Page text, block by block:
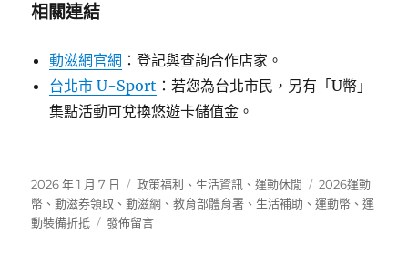
相關連結
動滋網官網 ：登記與查詢合作店家。
台北市 U-Sport ：若您為台北市民，另有「U幣」
集點活動可兌換悠遊卡儲值金。
發
佈
日
2026 年 1 月 7 日
分
類
政策福利 、 生活資訊 、運動休閒
標
籤
2026運動
幣 、動滋券領取 、動滋網 、教育部體育署 、 生活補助 、運動幣 、運
動裝備折抵
在
發佈留言